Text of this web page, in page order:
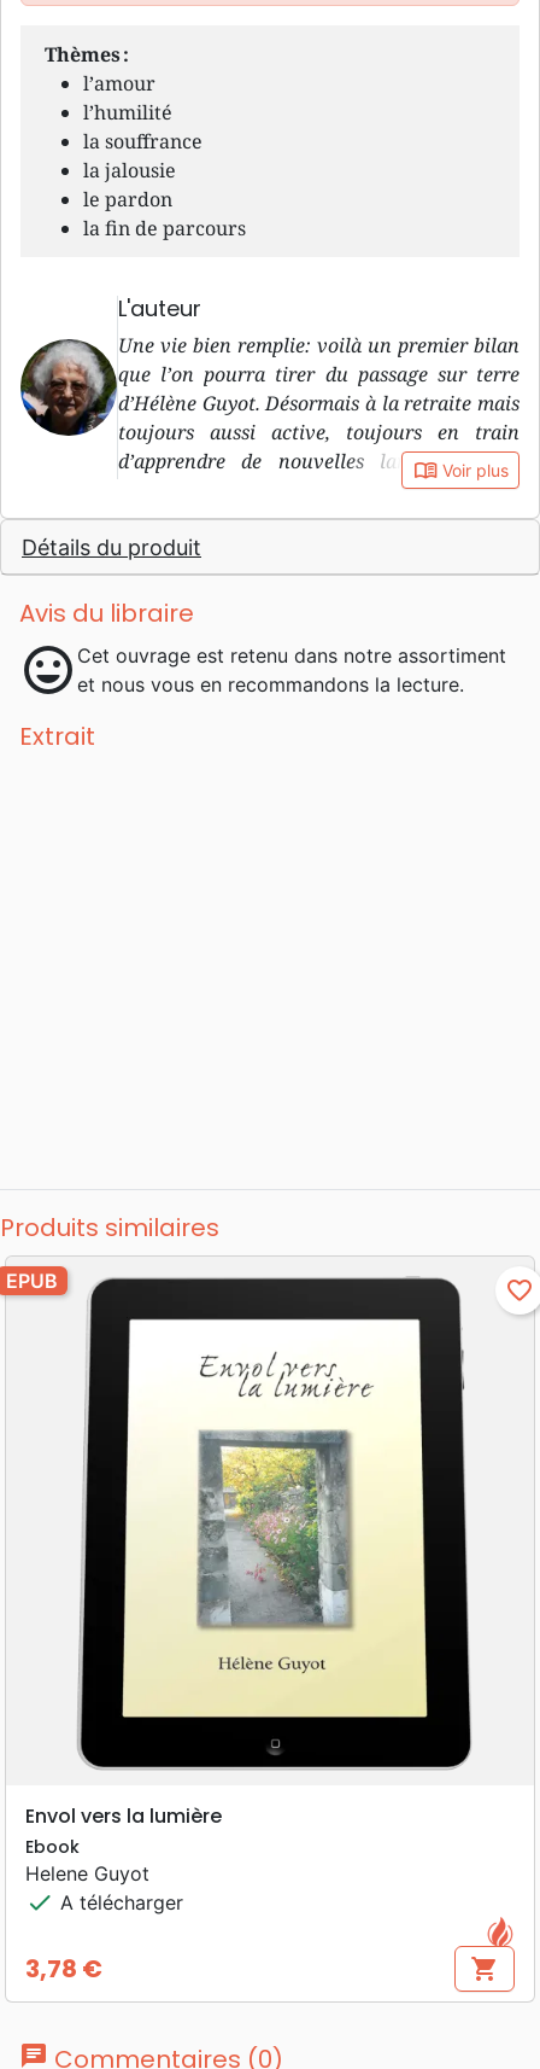
Thèmes :
l’amour
l’humilité
la souffrance
la jalousie
le pardon
la fin de parcours
L'auteur
Une vie bien remplie: voilà un premier bilan
que l’on pourra tirer du passage sur terre
d’Hélène Guyot. Désormais à la retraite mais
toujours aussi active, toujours en train
d’apprendre de nouvelles langues et de
voyager, cette Suissesse aime les échanges.
Elle manie aussi la plume avec un certain
talent et a publié ses écrits chez divers
éditeurs.
book_open Voir plus
Détails du produit
Avis du libraire
mood Cet ouvrage est retenu dans notre assortiment
et nous vous en recommandons la lecture.
Extrait
Produits similaires
EPUB favorite_border
Envol vers la lumière
Ebook
Helene Guyot
check A télécharger
Prix
3,78 € shopping_cart
chat Commentaires (0)